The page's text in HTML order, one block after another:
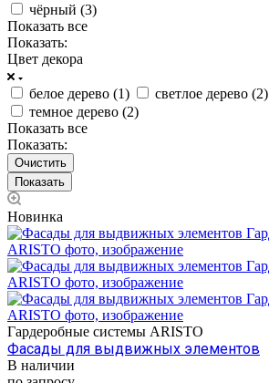
чёрный (3)
Показать все
Показать:
Цвет декора
белое дерево (1) светлое дерево (2)
темное дерево (2)
Показать все
Показать:
Очистить
Новинка
Гардеробные системы ARISTO
Фасады для выдвижных элементов
В наличии